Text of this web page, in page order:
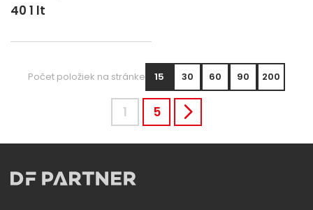
40 1 lt
Počet položiek na stránke 15 30 60 90 200
1 5